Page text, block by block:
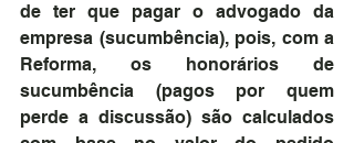
de ter que pagar o advogado da
empresa (sucumbência), pois, com a
Reforma, os honorários de
sucumbência (pagos por quem
perde a discussão) são calculados